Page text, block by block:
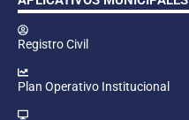
Registro Civil
Plan Operativo Institucional